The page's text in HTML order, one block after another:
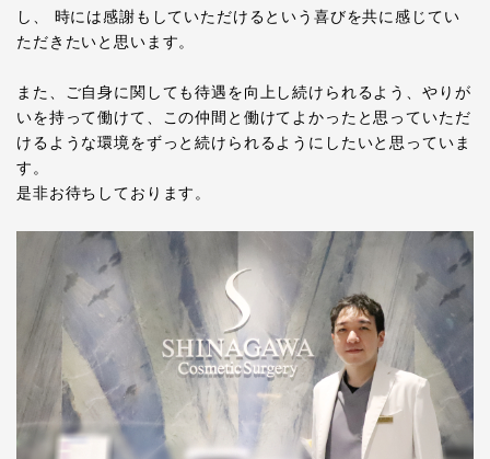
し、 時には感謝もしていただけるという喜びを共に感じてい
ただきたいと思います。
また、ご自身に関しても待遇を向上し続けられるよう、やりが
いを持って働けて、この仲間と働けてよかったと思っていただ
けるような環境をずっと続けられるようにしたいと思っていま
す。
是非お待ちしております。